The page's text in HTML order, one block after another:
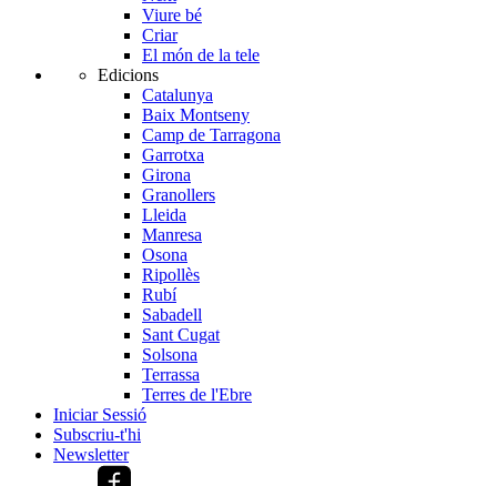
Viure bé
Criar
El món de la tele
Edicions
Catalunya
Baix Montseny
Camp de Tarragona
Garrotxa
Girona
Granollers
Lleida
Manresa
Osona
Ripollès
Rubí
Sabadell
Sant Cugat
Solsona
Terrassa
Terres de l'Ebre
Iniciar Sessió
Subscriu-t'hi
Newsletter